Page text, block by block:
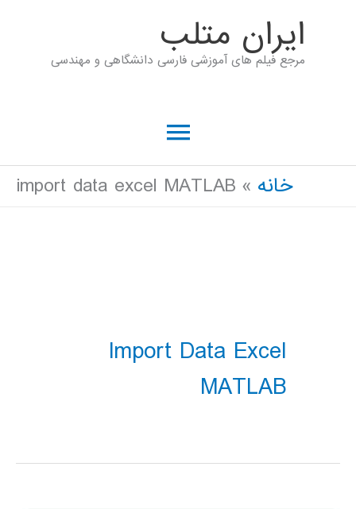
ايران متلب
مرجع فیلم های آموزشی فارسی دانشگاهی و مهندسی
فهرست
اصلی
خانه import data excel MATLAB
Import Data Excel
MATLAB